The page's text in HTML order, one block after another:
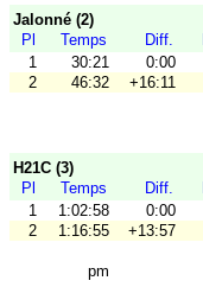
Jalonné (2)
Pl
Temps Diff.
1
30:21 0:00
2
46:32 +16:11
H21C (3)
Pl
Temps Diff.
1
1:02:58 0:00
2
1:16:55 +13:57
pm